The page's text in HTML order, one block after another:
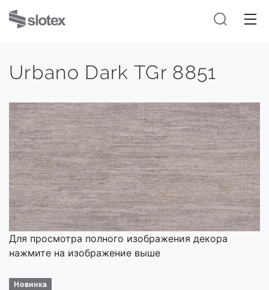
Urbano Dark TGr 8851
Для просмотра полного изображения декора
нажмите на изображение выше
Новинка